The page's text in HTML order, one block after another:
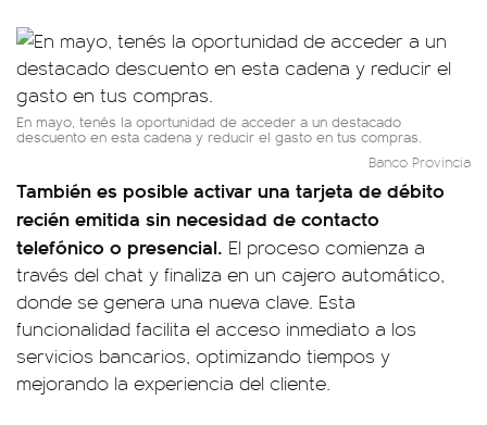
En mayo, tenés la oportunidad de acceder a un destacado
descuento en esta cadena y reducir el gasto en tus compras.
Banco Provincia
También es posible activar una tarjeta de débito
recién emitida sin necesidad de contacto
telefónico o presencial. El proceso comienza a
través del chat y finaliza en un cajero automático,
donde se genera una nueva clave. Esta
funcionalidad facilita el acceso inmediato a los
servicios bancarios, optimizando tiempos y
mejorando la experiencia del cliente.